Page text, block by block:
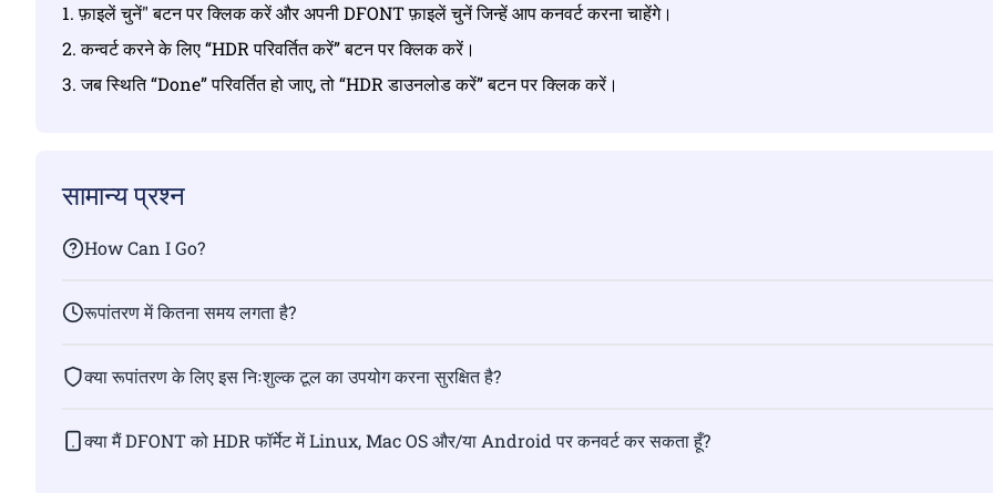
1. फ़ाइलें चुनें" बटन पर क्लिक करें और अपनी DFONT फ़ाइलें चुनें जिन्हें आप कनवर्ट करना चाहेंगे।
2. कन्वर्ट करने के लिए “HDR परिवर्तित करें” बटन पर क्लिक करें।
3. जब स्थिति “Done” परिवर्तित हो जाए, तो “HDR डाउनलोड करें” बटन पर क्लिक करें।
सामान्य प्रश्न
How Can I Go?
रूपांतरण में कितना समय लगता है?
क्या रूपांतरण के लिए इस निःशुल्क टूल का उपयोग करना सुरक्षित है?
क्या मैं DFONT को HDR फॉर्मेट में Linux, Mac OS और/या Android पर कनवर्ट कर सकता हूँ?